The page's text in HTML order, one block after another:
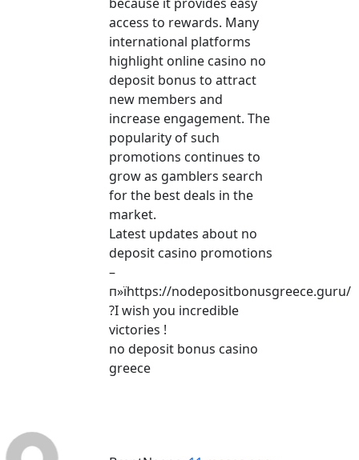
access to rewards. Many
international platforms
highlight online casino no
deposit bonus to attract
new members and
increase engagement. The
popularity of such
promotions continues to
grow as gamblers search
for the best deals in the
market.
Latest updates about no
deposit casino promotions
–
п»їhttps://nodepositbonusgreece.guru/
?I wish you incredible
victories !
no deposit bonus casino
greece